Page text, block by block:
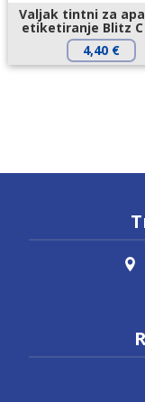
Valjak tintni za
etiketiranje Blitz C
4,40 €